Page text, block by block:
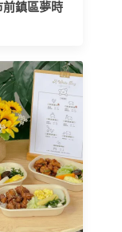
前鎮區夢時